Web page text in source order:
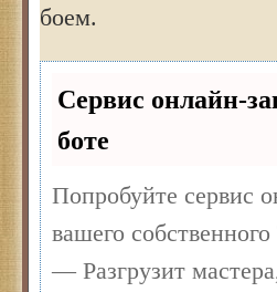
боем.
Сервис онлайн-
боте
Попробуйте сервис
вашего
— Разгрузит